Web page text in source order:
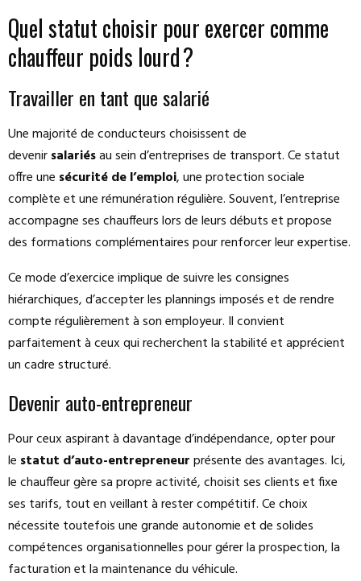
Quel statut choisir pour exercer comme
chauffeur poids lourd ?
Travailler en tant que salarié
Une majorité de conducteurs choisissent de
devenirsalariésau sein d’entreprises de transport. Ce statut
offre une sécurité de l’emploi, une protection sociale
complète et une rémunération régulière. Souvent, l’entreprise
accompagne ses chauffeurs lors de leurs débuts et propose
des formations complémentaires pour renforcer leur expertise.
Ce mode d’exercice implique de suivre les consignes
hiérarchiques, d’accepter les plannings imposés et de rendre
compte régulièrement à son employeur. Il convient
parfaitement à ceux qui recherchent la stabilité et apprécient
un cadre structuré.
Devenir auto-entrepreneur
Pour ceux aspirant à davantage d’indépendance, opter pour
le statut d’auto-entrepreneurprésente des avantages. Ici,
le chauffeur gère sa propre activité, choisit ses clients et fixe
ses tarifs, tout en veillant à rester compétitif. Ce choix
nécessite toutefois une grande autonomie et de solides
compétences organisationnelles pour gérer la prospection, la
facturation et la maintenance du véhicule.